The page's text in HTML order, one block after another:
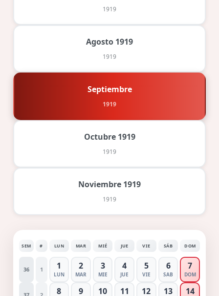
1919
Agosto 1919
1919
Septiembre
1919
Octubre 1919
1919
Noviembre 1919
1919
SEM # LUN MAR MIÉ JUE VIE SÁB DOM
36 1 1
LUN
2
MAR
3
MIE
4
JUE
5
VIE
6
SAB
7
DOM
8 9 10 11 12 13 14